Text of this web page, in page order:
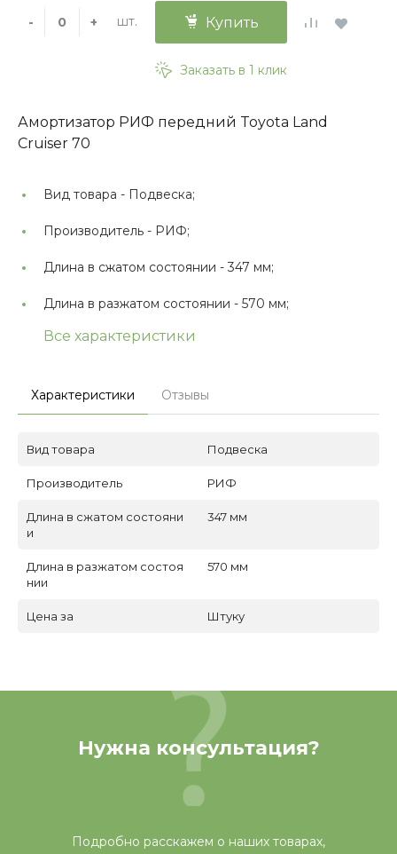
- + шт. Купить
Заказать в 1 клик
Амортизатор РИФ передний Toyota Land
Cruiser 70
Вид товара - Подвеска;
Производитель - РИФ;
Длина в сжатом состоянии - 347 мм;
Длина в разжатом состоянии - 570 мм;
Все характеристики
Характеристики Отзывы
Вид товара Подвеска
Производитель РИФ
Длина в сжатом состояни
и
347 мм
Длина в разжатом состоя
нии
570 мм
Цена за Штуку
Нужна консультация?
Подробно расскажем о наших товарах,